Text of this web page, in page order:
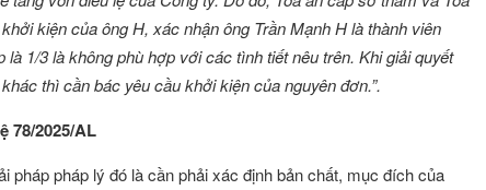
kiện của ông H, xác nhận ông Trần Mạnh H là thành viên
1/3 là không phù hợp với các tình tiết nêu trên. Khi giải quyết
thì cần bác yêu cầu khởi kiện của nguyên đơn.”.
78/2025/AL
pháp pháp lý đó là cần phải xác định bản chất, mục đích của